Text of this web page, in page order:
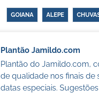
GOIANA ALEPE
Plantão Jamildo.com
Plantão do Jamildo.com,
de qualidade nos finais de
datas especiais.